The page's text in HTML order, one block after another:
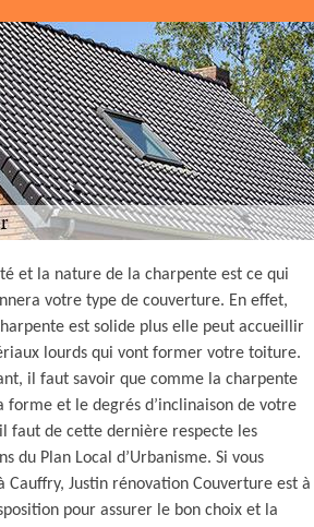
et la nature de la charpente est ce qui
votre type de couverture. En effet,
est solide plus elle peut accueillir
lourds qui vont former votre toiture.
il faut savoir que comme la charpente
forme et le degrés d’inclinaison de votre
faut de cette dernière respecte les
du Plan Local d’Urbanisme. Si vous
Cauffry, Justin rénovation Couverture est à
pour assurer le bon choix et la